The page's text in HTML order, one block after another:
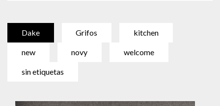
Dake Grifos kitchen
new novy welcome
sin etiquetas